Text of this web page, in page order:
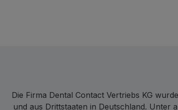
Die Firma Dental Contact Vertriebs KG
und aus Drittstaaten in Deutschland. Unter